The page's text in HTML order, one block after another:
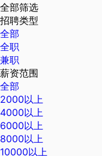
全部筛选
招聘类型
全部
全职
兼职
薪资范围
全部
2000以上
4000以上
6000以上
8000以上
10000以上